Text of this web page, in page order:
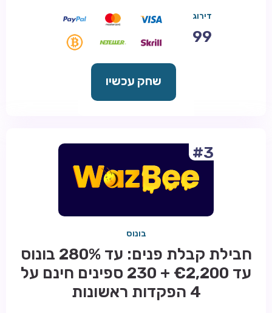
דירוג
99
שחק עכשיו
#3
בונוס
חבילת קבלת פנים: עד 280% בונוס
עד €2,200 + 230 ספינים חינם על
4 הפקדות ראשונות